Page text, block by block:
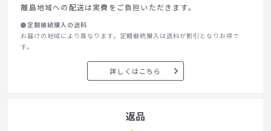
離島地域への配送は実費をご負担いただきます。
●定期継続購入の送料
お届けの地域により異なります。定期継続購入は送料が割引となりお得で
す。
詳しくはこちら
返品